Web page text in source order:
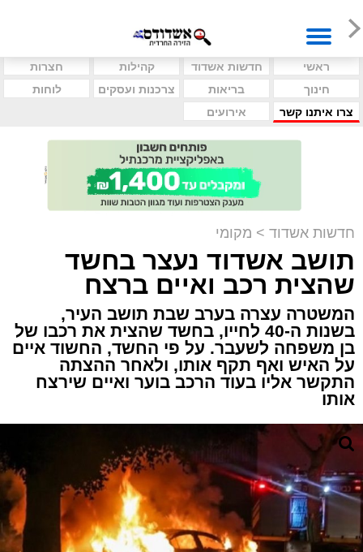
ראשי חדשות אשדוד קהילות
חצרות
חינוך
בריאות צרכנות ועסקים
לוחות
צרו איתנו קשר
אירועים
חדשות אשדוד > מקומי
תושב אשדוד נעצר בחשד
שהצית רכב ואיים ברצח
המשטרה עצרה בערב שבת תושב העיר,
בשנות ה-40 לחייו, בחשד שהצית את רכבו של
בן משפחה לשעבר. על פי החשד, החשוד איים
על האיש ואף תקף אותו, ולאחר ההצתה
התקשר אליו בעוד הרכב בוער ואיים שירצח
אותו